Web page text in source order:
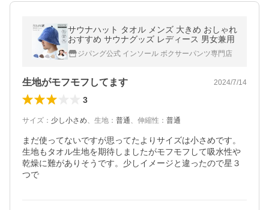
サウナハット タオル メンズ 大きめ おしゃれ
おすすめ サウナグッズ レディース 男女兼用
ジパング公式 インソール ボクサーパンツ専門店
生地がモフモフしてます 2024/7/14
3
サイズ ： 少し小さめ、 生地 ： 普通、 伸縮性 ： 普通
まだ使ってないですが思ってたよりサイズは小さめです。
生地もタオル生地を期待しましたがモフモフして吸水性や
乾燥に難がありそうです。少しイメージと違ったので星３
つで